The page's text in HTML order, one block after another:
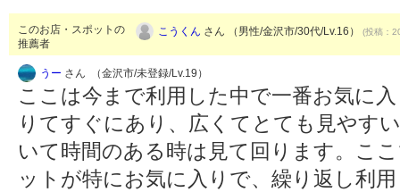
このお店・スポットの
推薦者
こうくん さん （男性/金沢市/30代/Lv.16） (投稿：
うー さん （金沢市/未登録/Lv.19）
ここは今まで利用した中で一番お気に
りてすぐにあり、広くてとても見やす
いて時間のある時は見て回ります。こ
ットが特にお気に入りで、繰り返し利